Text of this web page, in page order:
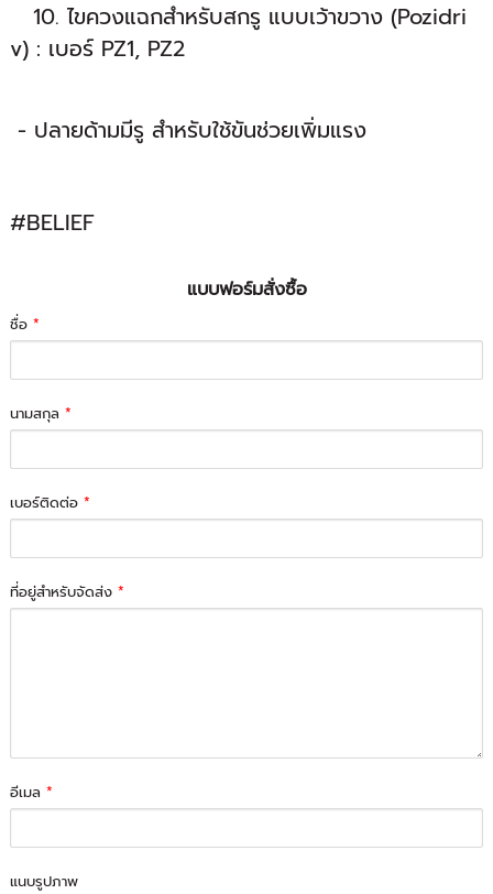
10. ไขควงแฉกสำหรับสกรู แบบเว้าขวาง (Pozidri
v) : เบอร์ PZ1, PZ2
- ปลายด้ามมีรู สำหรับใช้ขันช่วยเพิ่มแรง
#BELIEF
แบบฟอร์มสั่งซื้อ
ชื่อ*
นามสกุล*
เบอร์ติดต่อ*
ที่อยู่สำหรับจัดส่ง*
อีเมล*
แนบรูปภาพ